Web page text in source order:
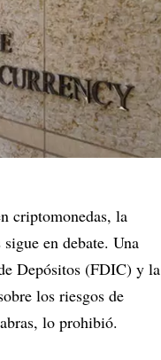
criptomonedas, la
en debate. Una
Depósitos (FDIC) y la
los riesgos de
lo prohibió.